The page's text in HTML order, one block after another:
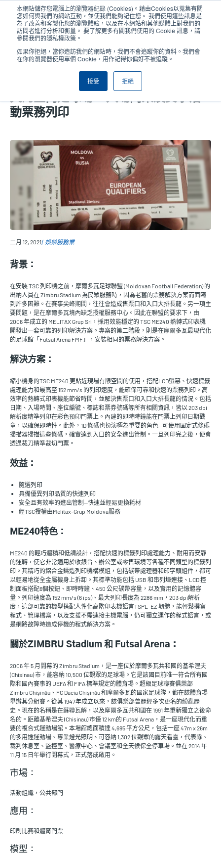
本網站儲存您電腦上的瀏覽器紀錄 (Cookies)。藉由Cookies以蒐集有關
您如何與我們的網站互動，並使我們能夠記住您。 我們使用這些訊息是
為了改善和客製化您的瀏覽體驗，以及在本網站和其他媒體上對我們的
訪問者進行分析和衡量。 要了解更多有關我們使用的 Cookie 訊息，請
參閱我們的隱私權政策。
如果你拒絕，當你造訪我們的網站時，我們不會追蹤你的資料。我們會
在你的瀏覽器使用單個 Cookie，用作記得你偏好不被追蹤。
接受 拒絕
User
menu
User
Header
摩爾多瓦境內的森布魯體育場和基希涅
夫的室內足球場 - 入場門票及賽事活
動票務列印
二月 12, 2021 娛樂服務業
背景：
在安裝 TSC 列印機之前，摩爾多瓦足球聯盟 (Moldovan Football Federation) 的
出納人員在 Zimbru Stadium 為民眾服務時，因為老舊的票務解決方案而面臨
到許多困難。在賽事尖峰期間，往往會造成售票口和入口大排長龍。另一項主
要問題，是在摩爾多瓦境內缺乏授權服務中心。因此在聯盟的要求下，由
2006 年成立的 MELITAX Grup Srl，採用效能穩定的 TSC ME240 熱轉式印表機
開發出一套可靠的列印解決方案。專案的第二階段，則是在摩爾多瓦最現代化
的足球館「Futsal Arena FMF」，安裝相同的票務解決方案。
解決方案：
縮小機身的TSC ME240 更貼近現場有限空間的使用，搭配LCD螢幕、快速標籤
處理能力和最高至 152 mm/s 的列印速度，能確保可靠和快速的票務列印。高
效率的熱轉式印表機能節省時間，並解決售票口和入口大排長龍的情況。包括
日期、入場時間、座位編號、標誌和票券號碼等所有相關資訊，皆以 203 dpi
解析度精準列印在彩色預印門票上。內建的即時時鐘能在門票上列印日期戳
章，以確保即時性。此外，1D 條碼也扮演極為重要的角色—可使用固定式條碼
掃描器掃描這些條碼，確實達到入口的安全進出管制。一旦列印完之後，便會
透過裁刀精準裁切門票。
效益：
隨選列印
具備優異列印品質的快速列印
安全且有效率的進出管制—快速並輕易更換耗材
經TSC授權由Melitax-Grup Moldova服務
ME240特色：
ME240 的輕巧體積和低調設計，搭配快速的標籤列印處理能力、耐用而安靜
的運轉，使它非常適用於收銀台、辦公室或零售環境等各種不同類型的標籤列
印。其精巧的鋁合金鑄造列印機構模組，包括碳帶處理器和印字頭組件，都可
以輕易地從全金屬機身上拆卸。其標準功能包括 USB 和串列埠連接、LCD 控
制面板搭配6個按鈕、即時時鐘、450 公尺碳帶容量，以及實用的記憶體容
量。列印速度為 152 mm/s (6 ips)、最大列印長度為 2286 mm，203 dpi解析
度，這部可靠的機型搭配人性化高階印表機語言TSPL-EZ 韌體，能輕鬆撰寫
程式、管理檔案，以及支援不需連接主機電腦，仍可獨立運作的程式語言，或
是網路故障時造成停機的程式解決方案。
關於ZIMBRU Stadium 和 Futsal Arena：
2006 年 5 月開幕的 Zimbru Stadium，是一座位於摩爾多瓦共和國的基希涅夫
(Chisinau) 市，能容納 10,500 位觀眾的足球場。它是該國目前唯一符合所有國
際和國內賽事的 UEFA 和 FIFA 標準規定的體育場。超級足球聯賽俱樂部
Zimbru Chișinău、FC Dacia Chișinău 和摩爾多瓦的國家足球隊，都在該體育場
舉辦其分組賽。從其 1947年成立以來，該俱樂部曾歷經多次更名的紛亂歷
史。現在的名稱是在蘇聯瓦解，以及摩爾多瓦共和國在 1991 年重新獨立之後命
名的。距離基希涅夫 (Chisinau) 市僅 12 km的 Futsal Arena，是一座現代化而重
要的複合式運動場館。本場館總面積達 4,695 平方公尺，包括一座 47m x 26m
的多用途運動場、專業燈光照明、可容納 1,302 位觀眾的露天看臺，代表隊、
裁判休息室、監控室、醫療中心、會議室和全天候保全停車場。並在 2014 年
11 月 15 日年舉行開幕式，正式落成啟用。
市場：
活動組織，公共部門
應用：
印刷比賽和體育門票
模型：